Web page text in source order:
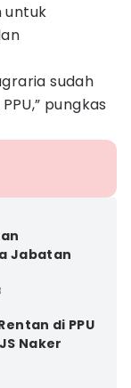
untuk
sudah
pungkas
Jabatan
di PPU
Naker